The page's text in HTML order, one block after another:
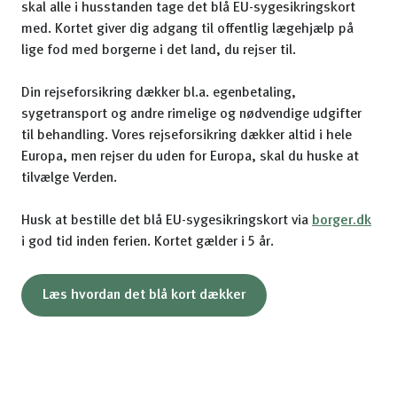
skal alle i husstanden tage det blå EU-sygesikringskort
med. Kortet giver dig adgang til offentlig lægehjælp på
lige fod med borgerne i det land, du rejser til.
Din rejseforsikring dækker bl.a. egenbetaling,
sygetransport og andre rimelige og nødvendige udgifter
til behandling. Vores rejseforsikring dækker altid i hele
Europa, men rejser du uden for Europa, skal du huske at
tilvælge Verden.
Husk at bestille det blå EU-sygesikringskort via borger.dk
i god tid inden ferien. Kortet gælder i 5 år.
Læs hvordan det blå kort dækker